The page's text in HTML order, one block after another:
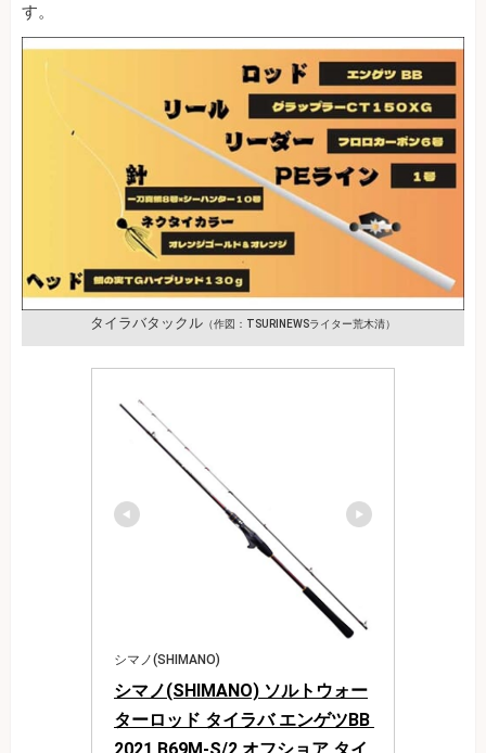
す。
タイラバタックル （作図：TSURINEWSライター荒木清）
シマノ(SHIMANO)
シマノ(SHIMANO) ソルトウォー
ターロッド タイラバ エンゲツBB